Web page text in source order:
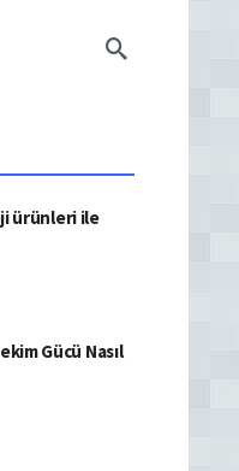
ürünleri ile
Gücü Nasıl